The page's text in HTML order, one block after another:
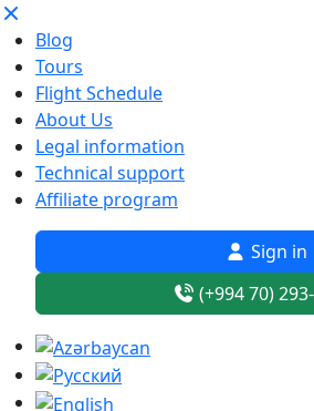
Blog
Tours
Flight Schedule
About Us
Legal information
Technical support
Affiliate program
Sign in
(+994 70)